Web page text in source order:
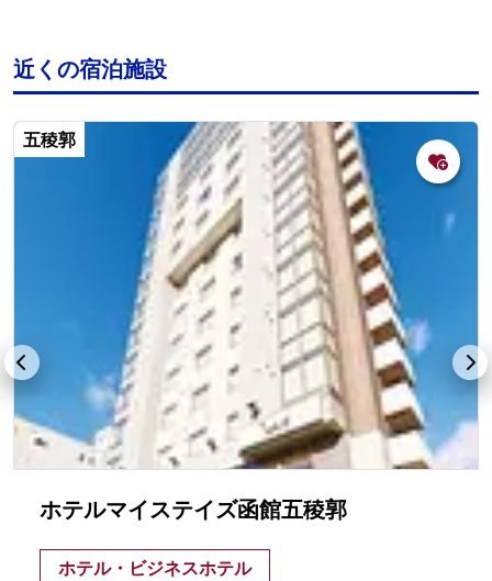
近くの宿泊施設
五稜郭
ホテルマイステイズ函館五稜郭
ホテル・ビジネスホテル